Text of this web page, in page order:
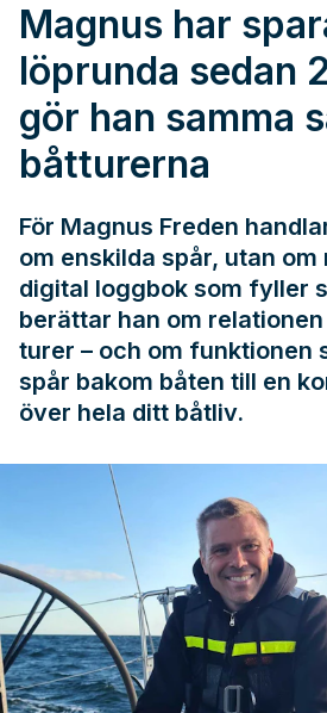
Magnus har
löprunda sedan
gör han samma
båtturerna
För Magnus Freden
om enskilda spår, utan
digital loggbok som fyller
berättar han om
turer – och om funktionen
spår bakom båten till en
över hela ditt båtliv.